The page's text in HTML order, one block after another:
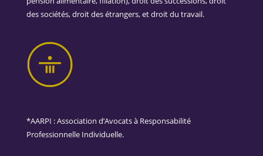
des sociétés, droit des étrangers, et droit du travail.
*AARPI : Association d’Avocats à Responsabilité
Professionnelle Individuelle.